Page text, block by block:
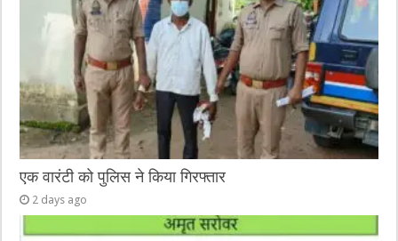
एक वारंटी को पुलिस ने किया गिरफ्तार
2 days ago